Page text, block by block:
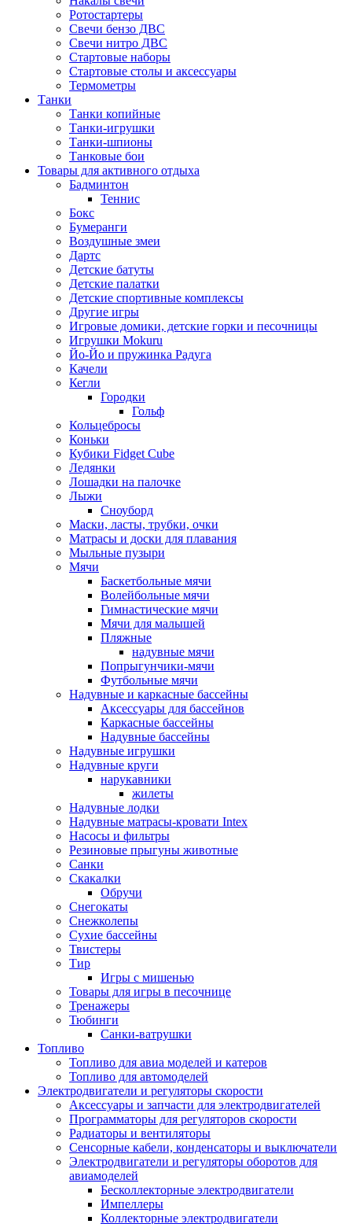
Ротостартеры
Свечи бензо ДВС
Свечи нитро ДВС
Стартовые наборы
Стартовые столы и аксессуары
Термометры
Танки
Танки копийные
Танки-игрушки
Танки-шпионы
Танковые бои
Товары для активного отдыха
Бадминтон
Теннис
Бокс
Бумеранги
Воздушные змеи
Дартс
Детские батуты
Детские палатки
Детские спортивные комплексы
Другие игры
Игровые домики, детские горки и песочницы
Игрушки Mokuru
Йо-Йо и пружинка Радуга
Качели
Кегли
Городки
Гольф
Кольцебросы
Коньки
Кубики Fidget Cube
Ледянки
Лошадки на палочке
Лыжи
Сноуборд
Маски, ласты, трубки, очки
Матрасы и доски для плавания
Мыльные пузыри
Мячи
Баскетбольные мячи
Волейбольные мячи
Гимнастические мячи
Мячи для малышей
Пляжные
надувные мячи
Попрыгунчики-мячи
Футбольные мячи
Надувные и каркасные бассейны
Аксессуары для бассейнов
Каркасные бассейны
Надувные бассейны
Надувные игрушки
Надувные круги
нарукавники
жилеты
Надувные лодки
Надувные матрасы-кровати Intex
Насосы и фильтры
Резиновые прыгуны животные
Санки
Скакалки
Обручи
Снегокаты
Снежколепы
Сухие бассейны
Твистеры
Тир
Игры с мишенью
Товары для игры в песочнице
Тренажеры
Тюбинги
Санки-ватрушки
Топливо
Топливо для авиа моделей и катеров
Топливо для автомоделей
Электродвигатели и регуляторы скорости
Аксессуары и запчасти для электродвигателей
Программаторы для регуляторов скорости
Радиаторы и вентиляторы
Сенсорные кабели, конденсаторы и выключатели
Электродвигатели и регуляторы оборотов для
авиамоделей
Бесколлекторные электродвигатели
Импеллеры
Коллекторные электродвигатели